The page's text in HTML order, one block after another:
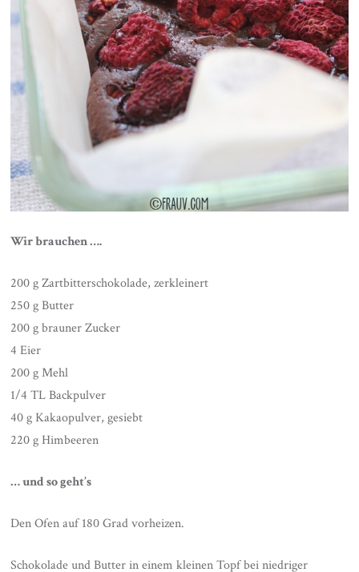
Wir brauchen ….
200 g Zartbitterschokolade, zerkleinert
250 g Butter
200 g brauner Zucker
4 Eier
200 g Mehl
1/4 TL Backpulver
40 g Kakaopulver, gesiebt
220 g Himbeeren
… und so geht’s
Den Ofen auf 180 Grad vorheizen.
Schokolade und Butter in einem kleinen Topf bei niedriger